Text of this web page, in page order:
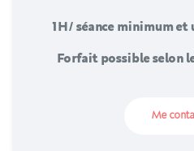
1H / séance minimum
Forfait possible selon
Me